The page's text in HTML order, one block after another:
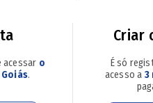
de intoxicação por
acessar o
.
Criar
É só
acesso a 3